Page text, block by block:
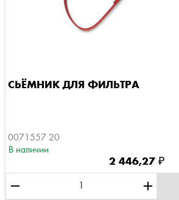
СЬЁМНИК ДЛЯ ФИЛЬТРА
0071557 20
В наличии
2 446,27 ₽
remove add